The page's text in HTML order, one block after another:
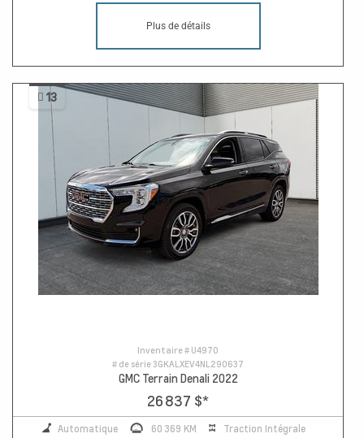
Plus de détails
13
Inventaire # U4970
# de série3GKALXEV4NL290637
GMC Terrain Denali 2022
26 837 $*
Automatique 60 369 KM Traction Intégrale